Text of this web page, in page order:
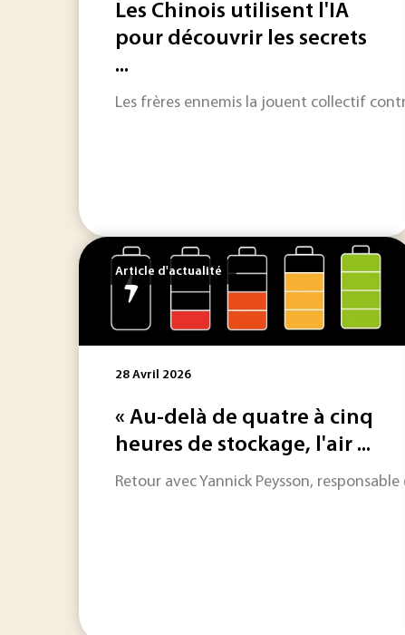
Les Chinois utilisent l'IA
pour découvrir les secrets
...
Les frères ennemis la jouent collectif
Article d'actualité
28 Avril 2026
« Au-delà de quatre à cinq
heures de stockage, l'air ...
Retour avec Yannick Peysson,